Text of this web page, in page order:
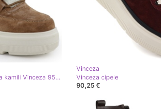
Ženske kožne čizme na kamili Vinceza 95354 smeđa
Vinceza
Vinceza cipele
90,25 €